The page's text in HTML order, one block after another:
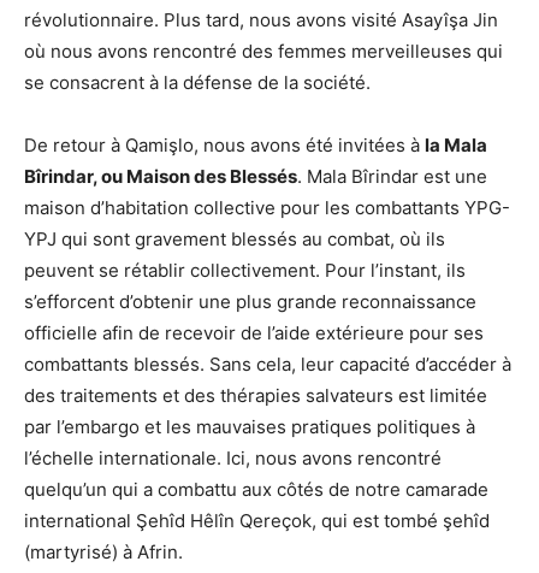
révolutionnaire. Plus tard, nous avons visité Asayîşa Jin
où nous avons rencontré des femmes merveilleuses qui
se consacrent à la défense de la société.
De retour à Qamişlo, nous avons été invitées à la Mala
Bîrindar, ou Maison des Blessés. Mala Bîrindar est une
maison d’habitation collective pour les combattants YPG-
YPJ qui sont gravement blessés au combat, où ils
peuvent se rétablir collectivement. Pour l’instant, ils
s’efforcent d’obtenir une plus grande reconnaissance
officielle afin de recevoir de l’aide extérieure pour ses
combattants blessés. Sans cela, leur capacité d’accéder à
des traitements et des thérapies salvateurs est limitée
par l’embargo et les mauvaises pratiques politiques à
l’échelle internationale. Ici, nous avons rencontré
quelqu’un qui a combattu aux côtés de notre camarade
international Şehîd Hêlîn Qereçok, qui est tombé şehîd
(martyrisé) à Afrin.